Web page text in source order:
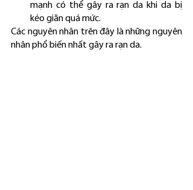
mạnh có thể gây ra rạn da khi da bị
kéo giãn quá mức.
Các nguyên nhân trên đây là những nguyên
nhân phổ biến nhất gây ra rạn da.